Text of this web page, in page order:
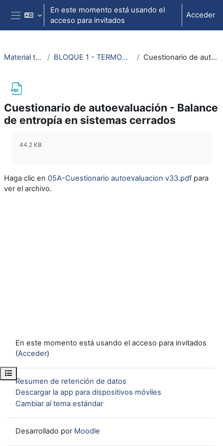
Salta al contenido principal
Panel lateral
En este momento está usando el
acceso para invitados
Acceder
Abrir índice del curso
Material termodinámica e ing. térmica BLOQUE 1 - TERMODINÁMICA: Tema 3. Segundo Principio de la Termodinámica Cuestionario de autoevaluación - Balance de entropía en sistemas cerrados
Cuestionario de autoevaluación - Balance
de entropía en sistemas cerrados
44.2 KB
Haga clic en 05A-Cuestionario autoevaluacion v33.pdf para
ver el archivo.
En este momento está usando el acceso para invitados
(Acceder)
Resumen de retención de datos
Descargar la app para dispositivos móviles
Cambiar al tema estándar
Desarrollado por Moodle